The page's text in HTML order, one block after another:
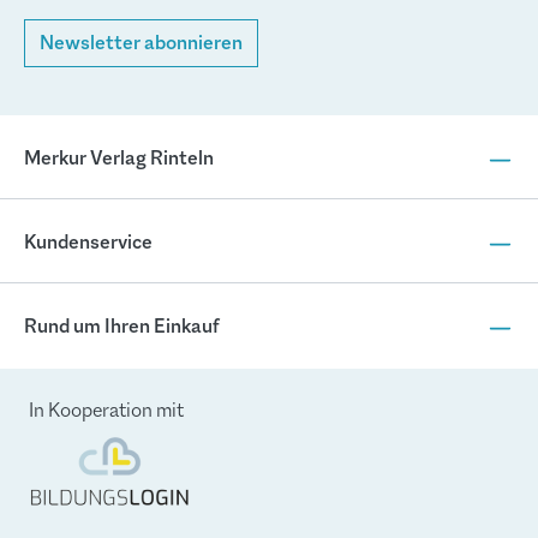
Newsletter abonnieren
Merkur Verlag Rinteln
Kundenservice
Rund um Ihren Einkauf
In Kooperation mit